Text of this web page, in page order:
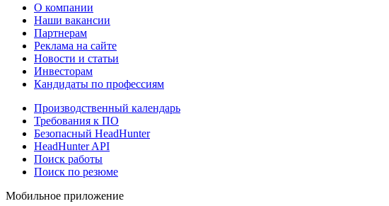
О компании
Наши вакансии
Партнерам
Реклама на сайте
Новости и статьи
Инвесторам
Кандидаты по профессиям
Производственный календарь
Требования к ПО
Безопасный HeadHunter
HeadHunter API
Поиск работы
Поиск по резюме
Мобильное приложение